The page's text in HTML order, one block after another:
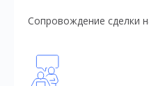
Сопровождение сделки